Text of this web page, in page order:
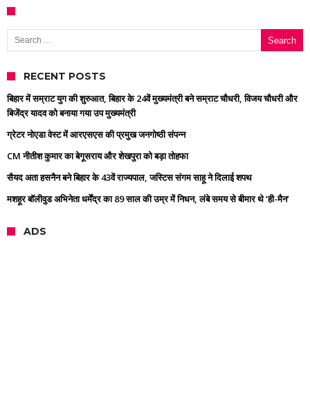
Search for:
RECENT POSTS
बिहार में सम्राट युग की शुरुआत, बिहार के 24वें मुख्यमंत्री बने सम्राट चौधरी, विजय चौधरी और
बिजेंद्र यादव को बनाया गया उप मुख्यमंत्री
ग्रेटर नोएडा वेस्ट में आरएसएस की प्रमुख जनगोष्ठी संपन्न
CM नीतीश कुमार का बेगूसराय और शेखपुरा को बड़ा तोहफा
सैयद अता हसनैन बने बिहार के 43वें राज्यपाल, जस्टिस संगम साहू ने दिलाई शपथ
मशहूर बॉलीवुड अभिनेता धर्मेंद्र का 89 साल की उम्र में निधन, लंबे समय से बीमार थे ‘ही-मैन’
ADS